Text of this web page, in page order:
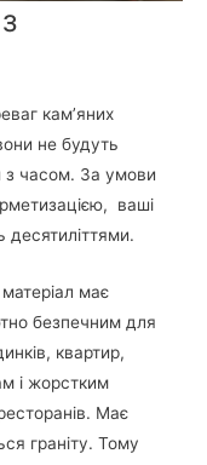
кам’яних
не будуть
з часом. За умови
ваші
десятиліттями.
має
безпечним для
квартир,
і жорстким
Має
граніту. Тому